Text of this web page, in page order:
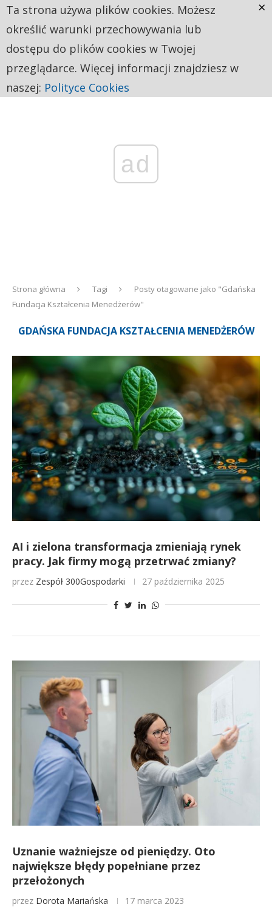
ad
Strona główna Tagi
Posty otagowane jako "Gdańska
Fundacja Kształcenia Menedżerów"
GDAŃSKA FUNDACJA KSZTAŁCENIA MENEDŻERÓW
AI i zielona transformacja zmieniają rynek
pracy. Jak firmy mogą przetrwać zmiany?
przez Zespół 300Gospodarki 27 października 2025
Uznanie ważniejsze od pieniędzy. Oto
największe błędy popełniane przez
przełożonych
przez Dorota Mariańska 17 marca 2023
Ta strona używa plików cookies. Możesz
określić warunki przechowywania lub
dostępu do plików cookies w Twojej
przeglądarce. Więcej informacji znajdziesz w
naszej: Polityce Cookies
×